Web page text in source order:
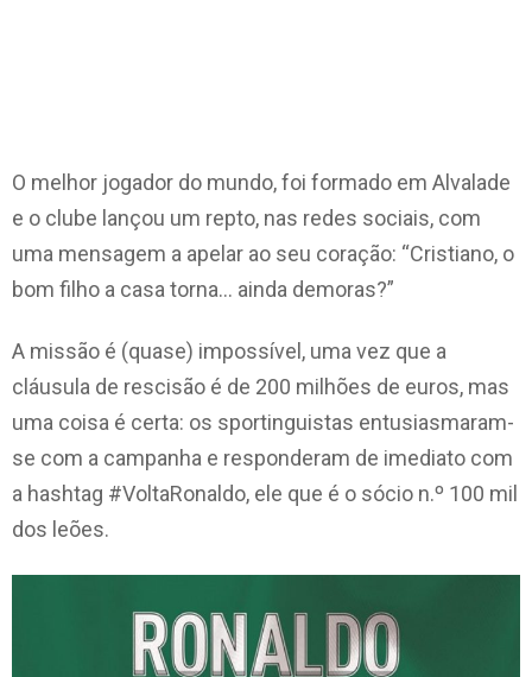
O melhor jogador do mundo, foi formado em Alvalade
e o clube lançou um repto, nas redes sociais, com
uma mensagem a apelar ao seu coração: “Cristiano, o
bom filho a casa torna… ainda demoras?”
A missão é (quase) impossível, uma vez que a
cláusula de rescisão é de 200 milhões de euros, mas
uma coisa é certa: os sportinguistas entusiasmaram-
se com a campanha e responderam de imediato com
a hashtag #VoltaRonaldo, ele que é o sócio n.º 100 mil
dos leões.